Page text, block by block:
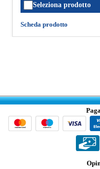
Seleziona prodotto
Scheda prodotto